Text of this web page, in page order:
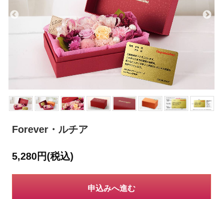
Forever・ルチア
5,280円(税込)
申込みへ進む